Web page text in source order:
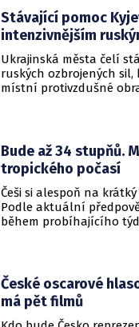
Stávající pomoc
intenzivnějším
Ukrajinská města čelí
ruských ozbrojených
místní protivzdušné
obyvatelstvu dává jen
Bude až 34 stupňů.
tropického počasí
Češi si alespoň na
Podle aktuální
během probíhajícího
České oscarové
má pět filmů